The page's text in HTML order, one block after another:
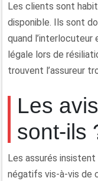
Les clients sont
disponible. Ils sont
quand l’interlocuteur
légale lors de
trouvent l’assureur
Les
sont-ils
Les assurés
négatifs vis-à-vis de